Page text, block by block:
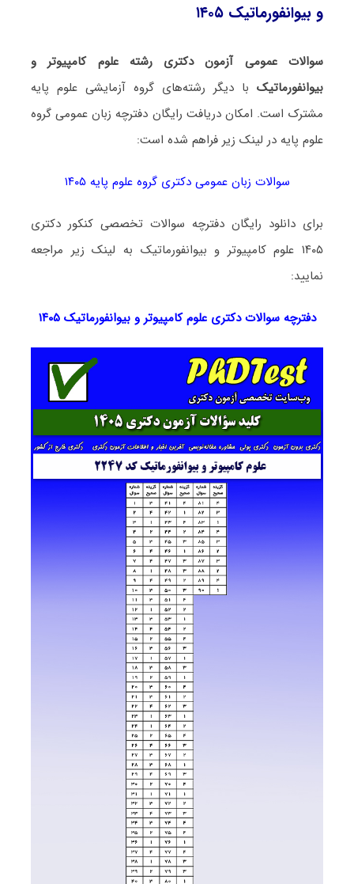
و بیوانفورماتیک ۱۴۰۵
سوالات عمومی آزمون دکتری رشته علوم کامپیوتر و
بیوانفورماتیکبا دیگر رشته‌های گروه آزمایشی علوم پایه
مشترک است. امکان دریافت رایگان دفترچه زبان عمومی گروه
علوم پایه در لینک‌ زیر فراهم شده است:
سوالات زبان عمومی دکتری گروه علوم پایه ۱۴۰۵
برای دانلود رایگان دفترچه سوالات تخصصی کنکور دکتری
۱۴۰۵ علوم کامپیوتر و بیوانفورماتیک به لینک زیر مراجعه
نمایید:
دفترچه سوالات دکتریعلوم کامپیوتر و بیوانفورماتیک ۱۴۰۵